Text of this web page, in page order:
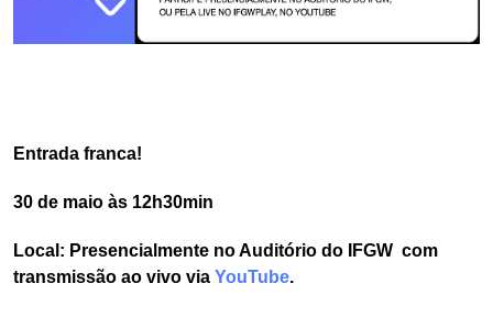
Entrada franca!
30 de maio às 12h30min
Local: Presencialmente no Auditório do IFGW com
transmissão ao vivo via YouTube.